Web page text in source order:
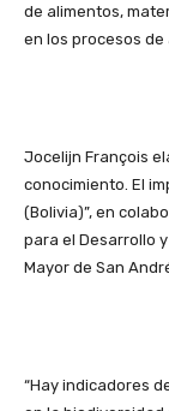
de alimentos,
en los procesos
Jocelijn François
conocimiento. El
(Bolivia)”, en
para el Desarrollo
Mayor de San
“Hay indicadores